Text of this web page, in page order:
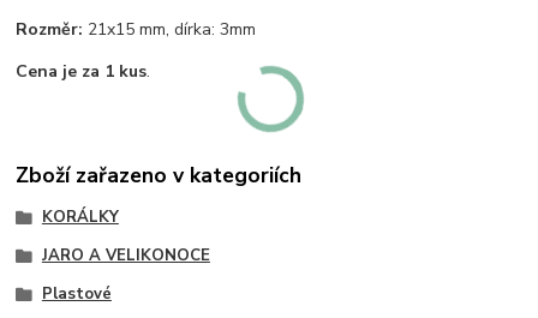
Rozměr: 21x15 mm, dírka: 3mm
Cena je za 1 kus.
Zboží zařazeno v kategoriích
KORÁLKY
JARO A VELIKONOCE
Plastové